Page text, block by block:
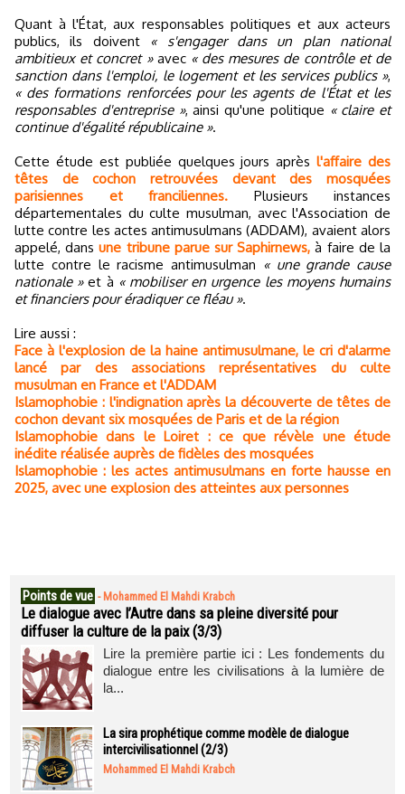
Quant à l'État, aux responsables politiques et aux acteurs
publics, ils doivent « s'engager dans un plan national
ambitieux et concret »avec « des mesures de contrôle et de
sanction dans l'emploi, le logement et les services publics »,
« des formations renforcées pour les agents de l'État et les
responsables d'entreprise », ainsi qu'une politique « claire et
continue d'égalité républicaine ».
Cette étude est publiée quelques jours aprèsl'affaire des
têtes de cochon retrouvées devant des mosquées
parisiennes et franciliennes. Plusieurs instances
départementales du culte musulman, avec l'Association de
lutte contre les actes antimusulmans (ADDAM), avaient alors
appelé, dansune tribune parue sur Saphirnews, à faire de la
lutte contre le racisme antimusulman « une grande cause
nationale »et à « mobiliser en urgence les moyens humains
et financiers pour éradiquer ce fléau ».
Lire aussi :
Face à l'explosion de la haine antimusulmane, le cri d'alarme
lancé par des associations représentatives du culte
musulman en France et l'ADDAM
Islamophobie : l'indignation après la découverte de têtes de
cochon devant six mosquées de Paris et de la région
Islamophobie dans le Loiret : ce que révèle une étude
inédite réalisée auprès de fidèles des mosquées
Islamophobie : les actes antimusulmans en forte hausse en
2025, avec une explosion des atteintes aux personnes
Points de vue - Mohammed El Mahdi Krabch
Le dialogue avec l’Autre dans sa pleine diversité pour
diffuser la culture de la paix (3/3)
Lire la première partie ici : Les fondements du
dialogue entre les civilisations à la lumière de
la...
La sira prophétique comme modèle de dialogue
intercivilisationnel (2/3)
Mohammed El Mahdi Krabch